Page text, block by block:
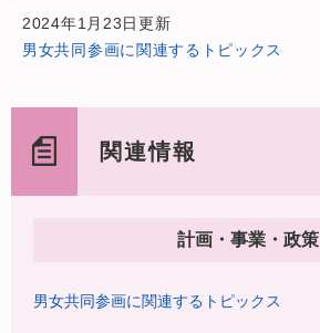
2024年1月23日更新
男女共同参画に関連するトピックス
関連情報
計画・事業・政策
男女共同参画に関連するトピックス